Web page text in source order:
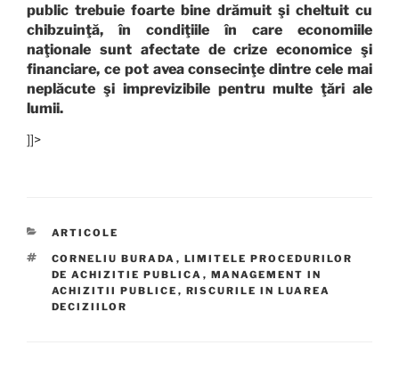
public trebuie foarte bine drămuit şi cheltuit cu
chibzuinţă, în condiţiile în care economiile
naţionale sunt afectate de crize economice şi
financiare, ce pot avea consecinţe dintre cele mai
neplăcute şi imprevizibile pentru multe ţări ale
lumii.
]]>
CATEGORIES
ARTICOLE
TAGS
CORNELIU BURADA , LIMITELE PROCEDURILOR
DE ACHIZITIE PUBLICA , MANAGEMENT IN
ACHIZITII PUBLICE , RISCURILE IN LUAREA
DECIZIILOR